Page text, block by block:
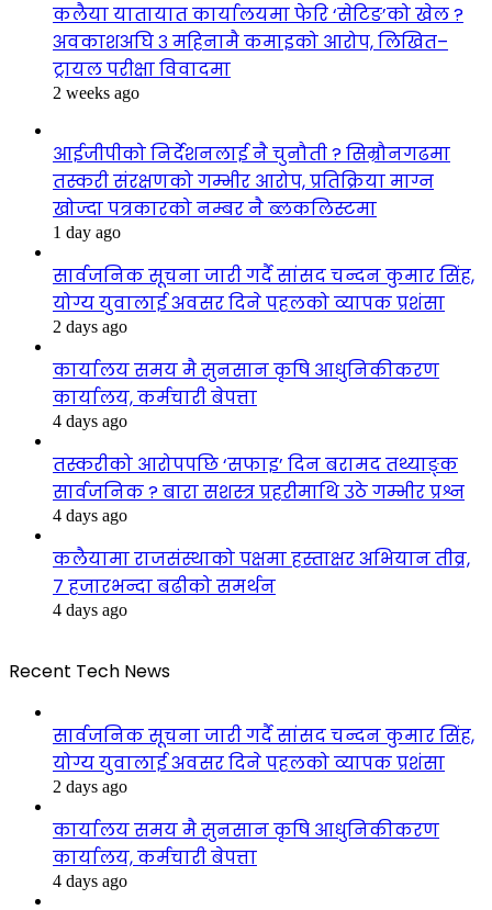
कलैया यातायात कार्यालयमा फेरि ‘सेटिङ’को खेल ?
अवकाशअघि ३ महिनामै कमाइको आरोप, लिखित–
ट्रायल परीक्षा विवादमा
2 weeks ago
आईजीपीको निर्देशनलाई नै चुनौती ? सिम्रौनगढमा
तस्करी संरक्षणको गम्भीर आरोप, प्रतिक्रिया माग्न
खोज्दा पत्रकारको नम्बर नै ब्लकलिस्टमा
1 day ago
सार्वजनिक सूचना जारी गर्दै सांसद चन्दन कुमार सिंह,
योग्य युवालाई अवसर दिने पहलको व्यापक प्रशंसा
2 days ago
कार्यालय समय मै सुनसान कृषि आधुनिकीकरण
कार्यालय, कर्मचारी बेपत्ता
4 days ago
तस्करीको आरोपपछि ‘सफाइ’ दिन बरामद तथ्याङ्क
सार्वजनिक ? बारा सशस्त्र प्रहरीमाथि उठे गम्भीर प्रश्न
4 days ago
कलैयामा राजसंस्थाको पक्षमा हस्ताक्षर अभियान तीव्र,
७ हजारभन्दा बढीको समर्थन
4 days ago
Recent Tech News
सार्वजनिक सूचना जारी गर्दै सांसद चन्दन कुमार सिंह,
योग्य युवालाई अवसर दिने पहलको व्यापक प्रशंसा
2 days ago
कार्यालय समय मै सुनसान कृषि आधुनिकीकरण
कार्यालय, कर्मचारी बेपत्ता
4 days ago